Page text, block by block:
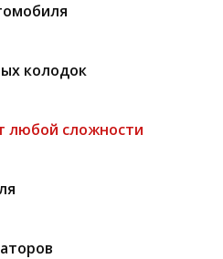
колодок
любой сложности